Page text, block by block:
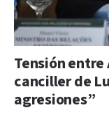
Tensión
canciller de
agresiones”